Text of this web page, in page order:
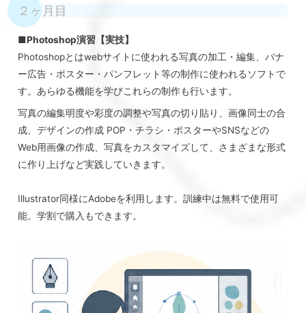
２ヶ月目
■Photoshop演習【実技】
Photoshopとはwebサイトに使われる写真の加工・編集、バナ
ー広告・ポスター・パンフレット等の制作に使われるソフトで
す。あらゆる機能を学びこれらの制作も行います。
写真の編集明度や彩度の調整や写真の切り貼り、画像同士の合
成、デザインの作成 POP・チラシ・ポスターやSNSなどの
Web用画像の作成、写真をカスタマイズして、さまざまな形式
に作り上げなど実践していきます。
Illustrator同様にAdobeを利用します。訓練中は無料で使用可
能。学割で購入もできます。